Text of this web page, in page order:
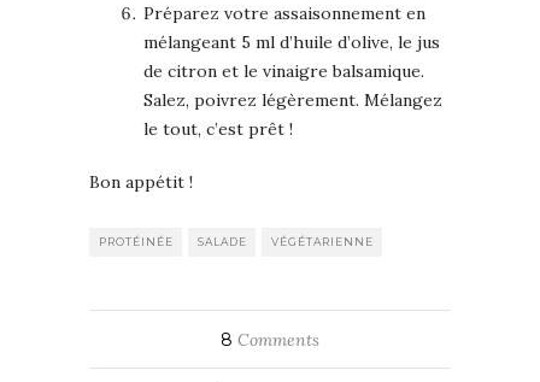
Préparez votre assaisonnement en
mélangeant 5 ml d’huile d’olive, le jus
de citron et le vinaigre balsamique.
Salez, poivrez légèrement. Mélangez
le tout, c’est prêt !
Bon appétit !
PROTÉINÉE SALADE VÉGÉTARIENNE
8 Comments